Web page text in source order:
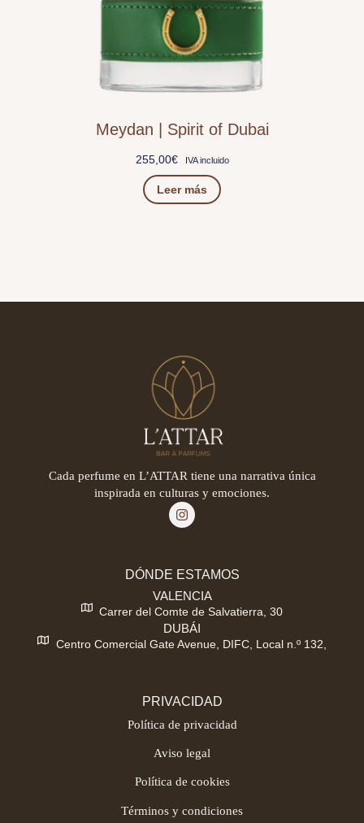
Meydan | Spirit of Dubai
255,00€ IVA incluido
Leer más
Cada perfume en L’ATTAR tiene una narrativa única
inspirada en culturas y emociones.
DÓNDE ESTAMOS
VALENCIA
Carrer del Comte de Salvatierra, 30
DUBÁI
Centro Comercial Gate Avenue, DIFC, Local n.º 132,
PRIVACIDAD
Política de privacidad
Aviso legal
Política de cookies
Términos y condiciones